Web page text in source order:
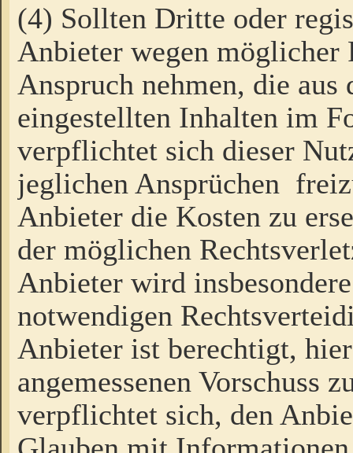
(4) Sollten Dritte oder
Anbieter wegen möglicher
Anspruch nehmen, die
eingestellten Inhalten im
verpflichtet sich dieser
jeglichen Ansprüchen
Anbieter die Kosten zu
der möglichen
Anbieter wird
notwendigen
Anbieter ist berechtigt,
angemessenen Vorschuss
verpflichtet sich, den